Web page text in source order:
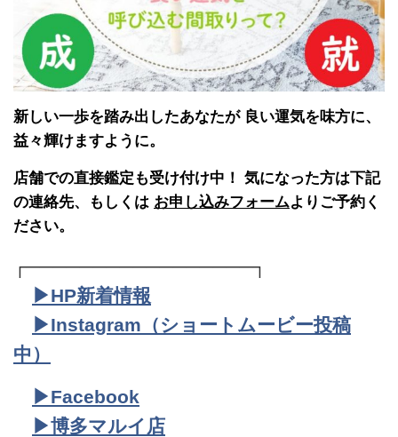
新しい一歩を踏み出したあなたが 良い運気を味方に、
益々輝けますように。
店舗での直接鑑定も受け付け中！ 気になった方は下記
の連絡先、もしくは お申し込みフォームよりご予約く
ださい。
┌─────────────────┐
▶︎HP新着情報
▶︎Instagram（ショートムービー投稿
中）
▶︎Facebook
▶︎博多マルイ店